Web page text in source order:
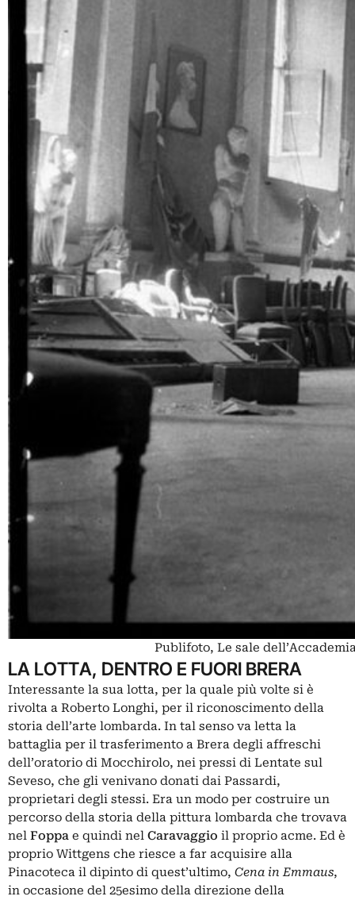
Publifoto, Le sale
LA LOTTA, DENTRO E FUORI BRERA
Interessante la sua lotta, per la quale più volte si è
rivolta a Roberto Longhi, per il riconoscimento della
storia dell’arte lombarda. In tal senso va letta la
battaglia per il trasferimento a Brera degli affreschi
dell’oratorio di Mocchirolo, nei pressi di Lentate sul
Seveso, che gli venivano donati dai Passardi,
proprietari degli stessi. Era un modo per costruire un
percorso della storia della pittura lombarda che trovava
nel Foppa e quindi nel Caravaggio il proprio acme. Ed è
proprio Wittgens che riesce a far acquisire alla
Pinacoteca il dipinto di quest’ultimo, Cena in Emmaus,
in occasione del 25esimo della direzione della